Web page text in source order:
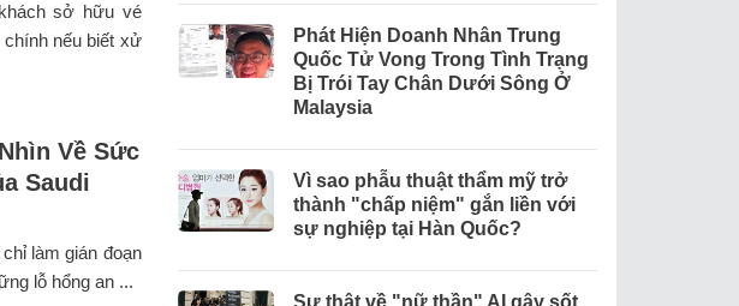
sở hữu vé
chính nếu biết xử
Về Sức
Saudi
làm gián đoạn
lỗ hổng an ...
Phát Hiện Doanh Nhân Trung
Quốc Tử Vong Trong Tình Trạng
Bị Trói Tay Chân Dưới Sông Ở
Malaysia
Vì sao phẫu thuật thẩm mỹ trở
thành "chấp niệm" gắn liền với
sự nghiệp tại Hàn Quốc?
Sự thật về "nữ thần" AI gây sốt